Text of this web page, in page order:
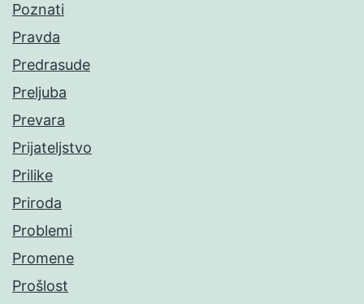
Poznati
Pravda
Predrasude
Preljuba
Prevara
Prijateljstvo
Prilike
Priroda
Problemi
Promene
Prošlost